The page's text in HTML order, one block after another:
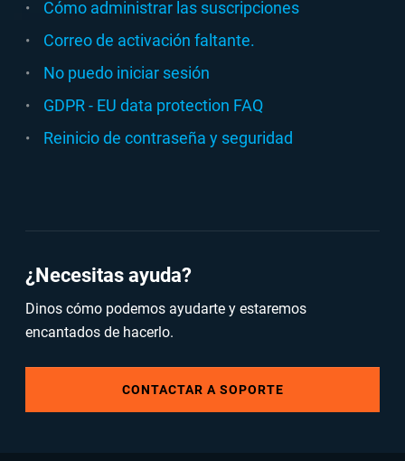
Cómo administrar las suscripciones
Correo de activación faltante.
No puedo iniciar sesión
GDPR - EU data protection FAQ
Reinicio de contraseña y seguridad
¿Necesitas ayuda?
Dinos cómo podemos ayudarte y estaremos
encantados de hacerlo.
CONTACTAR A SOPORTE